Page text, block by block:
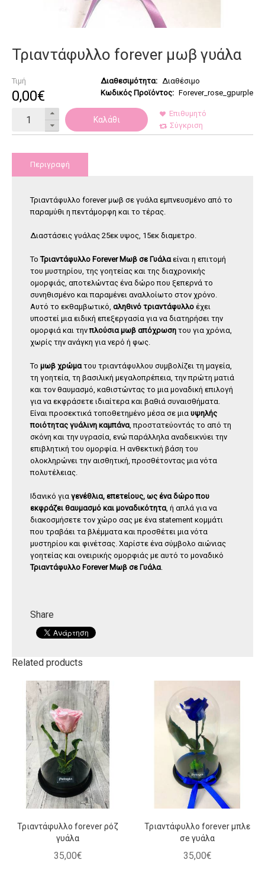
Τριαντάφυλλο forever μωβ γυάλα
Τιμή
0,00€
Διαθεσιμότητα: Διαθέσιμο
Κωδικός Προϊόντος: Forever_rose_gpurple
Καλάθι
Επιθυμητό
Σύγκριση
Περιγραφή
Τριαντάφυλλο forever μωβ σε γυάλα εμπνευσμένο από το
παραμύθι η πεντάμορφη και το τέρας.
Διαστάσεις γυάλας 25εκ υψος, 15εκ διαμετρο.
ΤοΤριαντάφυλλο Forever Μωβ σε Γυάλαείναι η επιτομή
του μυστηρίου, της γοητείας και της διαχρονικής
ομορφιάς, αποτελώντας ένα δώρο που ξεπερνά το
συνηθισμένο και παραμένει αναλλοίωτο στον χρόνο.
Αυτό το εκθαμβωτικό, αληθινό τριαντάφυλλο έχει
υποστεί μια ειδική επεξεργασία για να διατηρήσει την
ομορφιά και τηνπλούσια μωβ απόχρωση του για χρόνια,
χωρίς την ανάγκη για νερό ή φως.
Το μωβ χρώματου τριαντάφυλλου συμβολίζει τη μαγεία,
τη γοητεία, τη βασιλική μεγαλοπρέπεια, την πρώτη ματιά
και τον θαυμασμό, καθιστώντας το μια μοναδική επιλογή
για να εκφράσετε ιδιαίτερα και βαθιά συναισθήματα.
Είναι προσεκτικά τοποθετημένο μέσα σε μια υψηλής
ποιότητας γυάλινη καμπάνα, προστατεύοντάς το από τη
σκόνη και την υγρασία, ενώ παράλληλα αναδεικνύει την
επιβλητική του ομορφία. Η ανθεκτική βάση του
ολοκληρώνει την αισθητική, προσθέτοντας μια νότα
πολυτέλειας.
Ιδανικό για γενέθλια, επετείους, ως ένα δώρο που
εκφράζει θαυμασμό και μοναδικότητα, ή απλά για να
διακοσμήσετε τον χώρο σας με ένα statement κομμάτι
που τραβάει τα βλέμματα και προσθέτει μια νότα
μυστηρίου και φινέτσας. Χαρίστε ένα σύμβολο αιώνιας
γοητείας και ονειρικής ομορφιάς με αυτό το μοναδικό
Τριαντάφυλλο Forever Μωβ σε Γυάλα.
Share
Related products
Τριαντάφυλλο forever ρόζ
γυάλα
35,00€
Τριαντάφυλλο forever μπλε
σe γυάλα
35,00€